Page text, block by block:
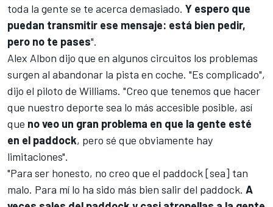
toda la gente se te acerca demasiado. Y espero que
puedan transmitir ese mensaje: está bien pedir,
pero no te pases".
Alex Albon dijo que en algunos circuitos los problemas
surgen al abandonar la pista en coche. "Es complicado",
dijo el piloto de Williams. "Creo que tenemos que hacer
que nuestro deporte sea lo más accesible posible, así
que no veo un gran problema en que la gente esté
en el paddock, pero sé que obviamente hay
limitaciones".
"Para ser honesto, no creo que el paddock [sea] tan
malo. Para mí lo ha sido más bien salir del paddock. A